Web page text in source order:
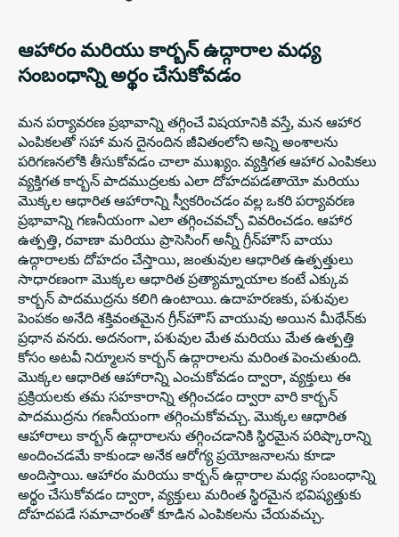
ఆహారం మరియు కార్బన్ ఉద్గారాల మధ్య
సంబంధాన్ని అర్థం చేసుకోవడం
మన పర్యావరణ ప్రభావాన్ని తగ్గించే విషయానికి వస్తే, మన ఆహార
ఎంపికలతో సహా మన దైనందిన జీవితంలోని అన్ని అంశాలను
పరిగణనలోకి తీసుకోవడం చాలా ముఖ్యం. వ్యక్తిగత ఆహార ఎంపికలు
వ్యక్తిగత కార్బన్ పాదముద్రలకు ఎలా దోహదపడతాయో మరియు
మొక్కల ఆధారిత ఆహారాన్ని స్వీకరించడం వల్ల ఒకరి పర్యావరణ
ప్రభావాన్ని గణనీయంగా ఎలా తగ్గించవచ్చో వివరించడం. ఆహార
ఉత్పత్తి, రవాణా మరియు ప్రాసెసింగ్ అన్నీ గ్రీన్‌హౌస్ వాయు
ఉద్గారాలకు దోహదం చేస్తాయి, జంతువుల ఆధారిత ఉత్పత్తులు
సాధారణంగా మొక్కల ఆధారిత ప్రత్యామ్నాయాల కంటే ఎక్కువ
కార్బన్ పాదముద్రను కలిగి ఉంటాయి. ఉదాహరణకు, పశువుల
పెంపకం అనేది శక్తివంతమైన గ్రీన్‌హౌస్ వాయువు అయిన మీథేన్‌కు
ప్రధాన వనరు. అదనంగా, పశువుల మేత మరియు మేత ఉత్పత్తి
కోసం అటవీ నిర్మూలన కార్బన్ ఉద్గారాలను మరింత పెంచుతుంది.
మొక్కల ఆధారిత ఆహారాన్ని ఎంచుకోవడం ద్వారా, వ్యక్తులు ఈ
ప్రక్రియలకు తమ సహకారాన్ని తగ్గించడం ద్వారా వారి కార్బన్
పాదముద్రను గణనీయంగా తగ్గించుకోవచ్చు. మొక్కల ఆధారిత
ఆహారాలు కార్బన్ ఉద్గారాలను తగ్గించడానికి స్థిరమైన పరిష్కారాన్ని
అందించడమే కాకుండా అనేక ఆరోగ్య ప్రయోజనాలను కూడా
అందిస్తాయి. ఆహారం మరియు కార్బన్ ఉద్గారాల మధ్య సంబంధాన్ని
అర్థం చేసుకోవడం ద్వారా, వ్యక్తులు మరింత స్థిరమైన భవిష్యత్తుకు
దోహదపడే సమాచారంతో కూడిన ఎంపికలను చేయవచ్చు.